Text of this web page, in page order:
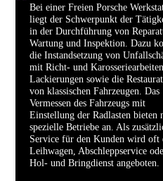
Bei einer Freien Porsche
liegt der Schwerpunkt der
in der Durchführung von
Wartung und Inspektion. Dazu
die Instandsetzung von
mit Richt- und
Lackierungen sowie die
von klassischen Fahrzeugen. Das
Vermessen des Fahrzeugs mit
Einstellung der Radlasten bieten
spezielle Betriebe an. Als
Service für den Kunden wird oft
Leihwagen, Abschleppservice
Hol- und Bringdienst angeboten.